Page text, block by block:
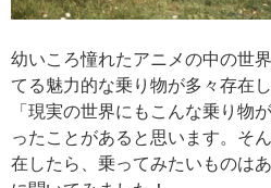
幼いころ憧れたアニメの中の世
てる魅力的な乗り物が多々存在
「現実の世界にもこんな乗り物
ったことがあると思います。そ
在したら、乗ってみたいものは